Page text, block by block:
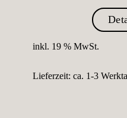
inkl. 19 % MwSt.
Lieferzeit: ca. 1-3